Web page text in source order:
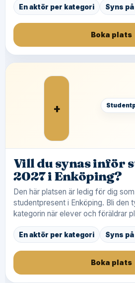
En aktör per kategori Syns
Boka plats
+
Vill du synas inför
2027 i Enköping?
Den här platsen är ledig för dig
studentpresent i Enköping. Bli den
kategorin när elever och föräldrar
En aktör per kategori Syns
Boka plats